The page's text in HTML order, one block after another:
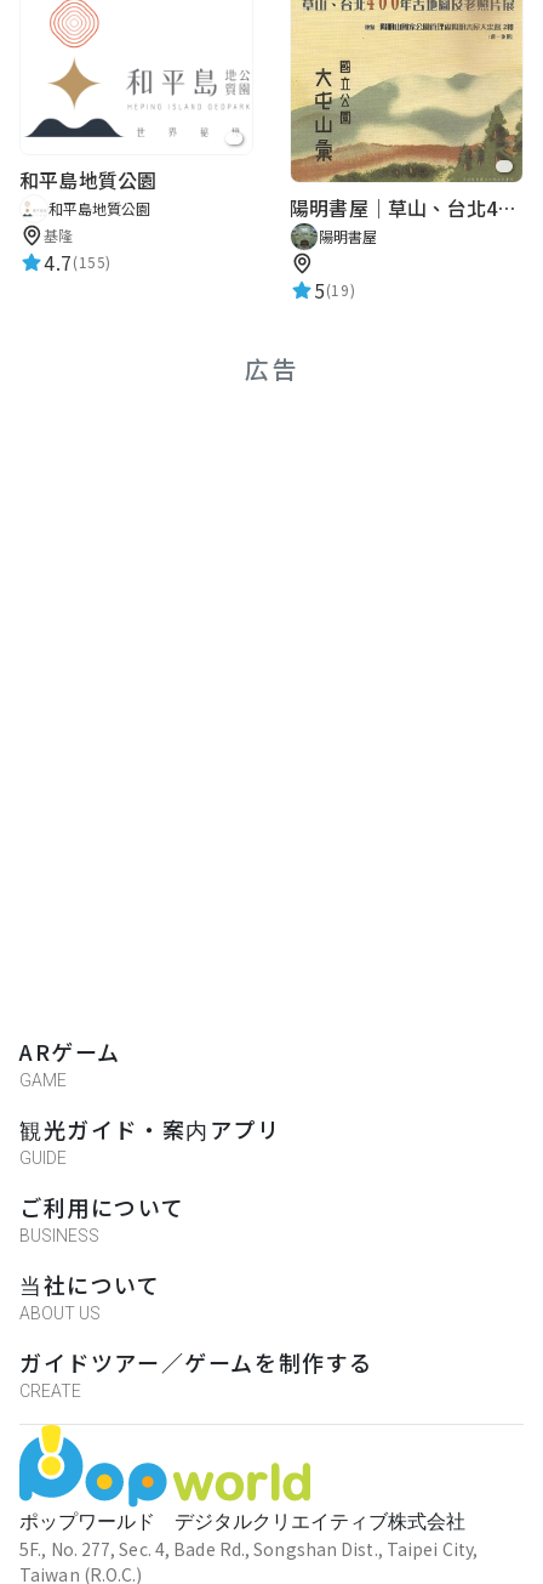
和平島地質公園
和平島地質公園
基隆
4.7(155)
陽明書屋｜草山、台北400年古地圖老照片展｜智慧導覽
陽明書屋
5(19)
広告
ポップワールド デジタルクリエイティブ株式会社
5F., No. 277, Sec. 4, Bade Rd., Songshan Dist., Taipei City,
Taiwan (R.O.C.)
ARゲーム
GAME
観光ガイド・案内アプリ
GUIDE
ご利用について
BUSINESS
当社について
ABOUT US
ガイドツアー／ゲームを制作する
CREATE